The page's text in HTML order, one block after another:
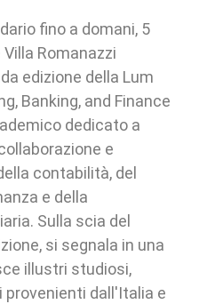
fino a domani, 5
Romanazzi
edizione della Lum
Banking, and Finance
dedicato a
e
contabilità, del
e della
Sulla scia del
si segnala in una
illustri studiosi,
dall'Italia e